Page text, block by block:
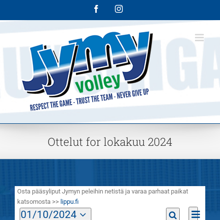
FacebookInstagram
Ottelut for lokakuu 2024
Osta pääsyliput Jymyn peleihin netistä ja varaa parhaat paikat
katsomosta >> lippu.fi
Ottelut
Ottelu
01/10/2024